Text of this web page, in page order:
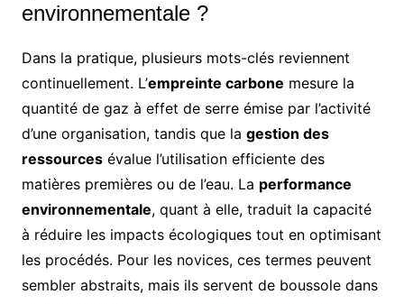
environnementale ?
Dans la pratique, plusieurs mots-clés reviennent
continuellement. L’empreinte carbone mesure la
quantité de gaz à effet de serre émise par l’activité
d’une organisation, tandis que la gestion des
ressourcesévalue l’utilisation efficiente des
matières premières ou de l’eau. La performance
environnementale, quant à elle, traduit la capacité
à réduire les impacts écologiques tout en optimisant
les procédés. Pour les novices, ces termes peuvent
sembler abstraits, mais ils servent de boussole dans